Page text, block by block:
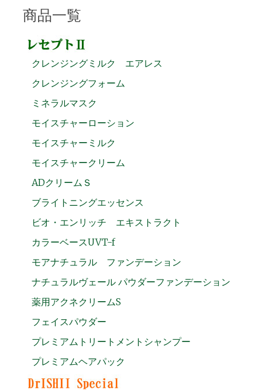
商品一覧
クレンジングミルク エアレス
クレンジングフォーム
ミネラルマスク
モイスチャーローション
モイスチャーミルク
モイスチャークリーム
ADクリームＳ
ブライトニングエッセンス
ビオ・エンリッチ エキストラクト
カラーベースUVT-f
モアナチュラル ファンデーション
ナチュラルヴェール パウダーファンデーション
薬用アクネクリームS
フェイスパウダー
プレミアムトリートメントシャンプー
プレミアムヘアパック